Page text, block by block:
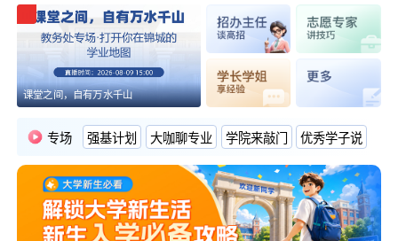
课堂之间，自有万水千山
专场 强基计划 大咖聊专业 学院来敲门 优秀学子说